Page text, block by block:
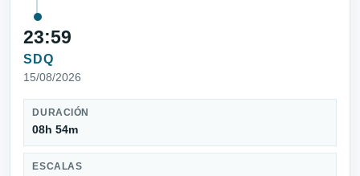
23:59
SDQ
15/08/2026
DURACIÓN
08h 54m
ESCALAS